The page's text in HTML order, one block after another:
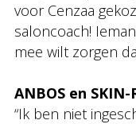
voor Cenzaa
saloncoach!
mee wilt zorgen
ANBOS en
“Ik ben niet